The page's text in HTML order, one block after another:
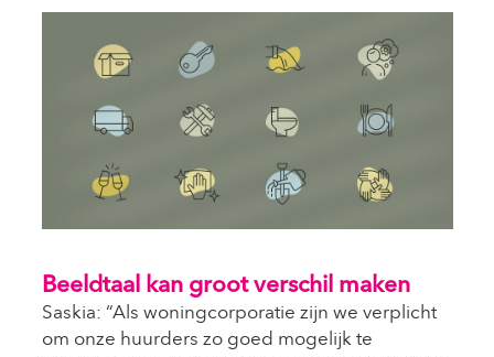
Beeldtaal kan groot verschil maken
Saskia: “Als woningcorporatie zijn we verplicht
om onze huurders zo goed mogelijk te